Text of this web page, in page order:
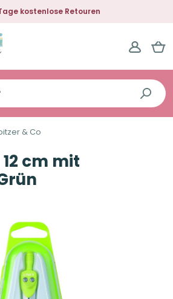
kostenlose Retouren
& Co
cm mit